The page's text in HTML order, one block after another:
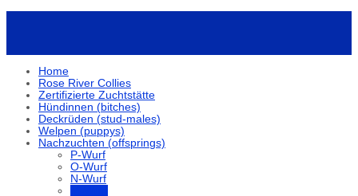
Home
Rose River Collies
Zertifizierte Zuchtstätte
Hündinnen (bitches)
Deckrüden (stud-males)
Welpen (puppys)
Nachzuchten (offsprings)
P-Wurf
O-Wurf
N-Wurf